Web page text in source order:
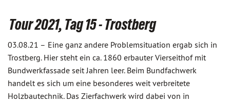
Tour 2021, Tag 15 - Trostberg
03.08.21 – Eine ganz andere Problemsituation ergab sich in
Trostberg. Hier steht ein ca. 1860 erbauter Vierseithof mit
Bundwerkfassade seit Jahren leer. Beim Bundfachwerk
handelt es sich um eine besonderes weit verbreitete
Holzbautechnik. Das Zierfachwerk wird dabei von in